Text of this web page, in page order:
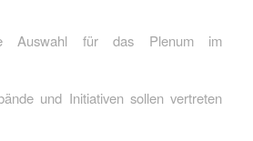
Auswahl für das Plenum im
und Initiativen sollen vertreten